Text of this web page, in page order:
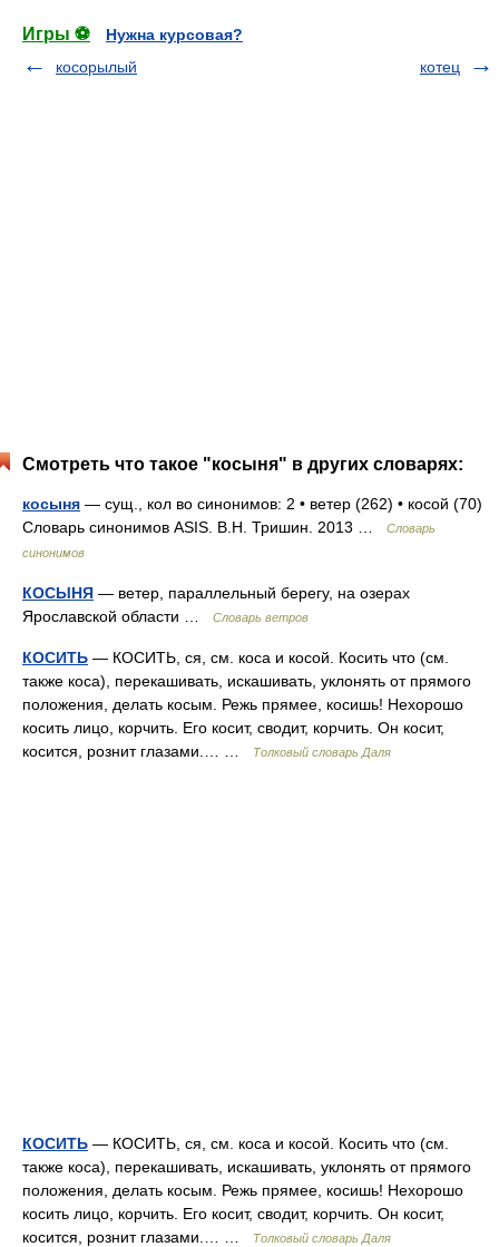
Игры ⚽
Нужна курсовая?
косорылый
котец
Смотреть что такое "косыня" в других словарях:
косыня — сущ., кол во синонимов: 2 • ветер (262) • косой (70)
Словарь синонимов ASIS. В.Н. Тришин. 2013 …
Словарь
синонимов
КОСЫНЯ — ветер, параллельный берегу, на озерах
Ярославской области …
Словарь ветров
КОСИТЬ — КОСИТЬ, ся, см. коса и косой. Косить что (см.
также коса), перекашивать, искашивать, уклонять от прямого
положения, делать косым. Режь прямее, косишь! Нехорошо
косить лицо, корчить. Его косит, сводит, корчить. Он косит,
косится, рознит глазами.… …
Толковый словарь Даля
КОСИТЬ — КОСИТЬ, ся, см. коса и косой. Косить что (см.
также коса), перекашивать, искашивать, уклонять от прямого
положения, делать косым. Режь прямее, косишь! Нехорошо
косить лицо, корчить. Его косит, сводит, корчить. Он косит,
косится, рознит глазами.… …
Толковый словарь Даля